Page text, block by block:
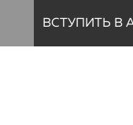
ВСТУПИТЬ